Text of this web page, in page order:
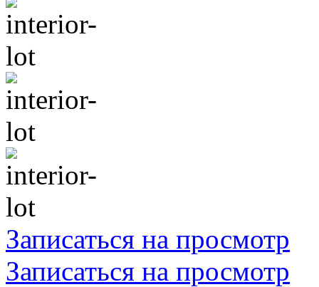
Записаться на просмотр
Записаться на просмотр